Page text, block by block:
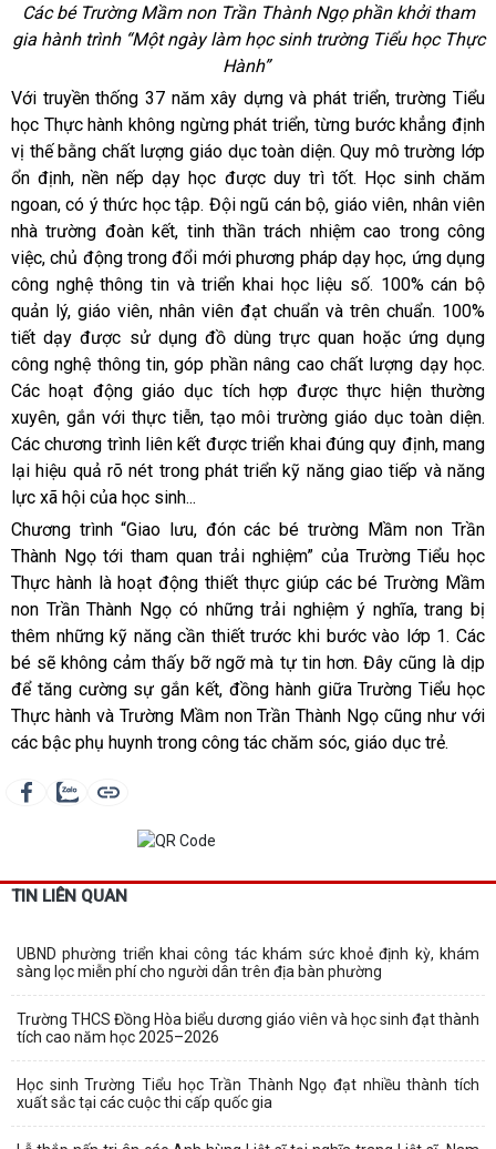
Các bé Trường Mầm non Trần Thành Ngọ phần khởi tham
gia hành trình “Một ngày làm học sinh trường Tiểu học Thực
Hành”
Với truyền thống 37 năm xây dựng và phát triển, trường Tiểu
học Thực hành không ngừng phát triển, từng bước khẳng định
vị thế bằng chất lượng giáo dục toàn diện. Quy mô trường lớp
ổn định, nền nếp dạy học được duy trì tốt. Học sinh chăm
ngoan, có ý thức học tập. Đội ngũ cán bộ, giáo viên, nhân viên
nhà trường đoàn kết, tinh thần trách nhiệm cao trong công
việc, chủ động trong đổi mới phương pháp dạy học, ứng dụng
công nghệ thông tin và triển khai học liệu số. 100% cán bộ
quản lý, giáo viên, nhân viên đạt chuẩn và trên chuẩn. 100%
tiết dạy được sử dụng đồ dùng trực quan hoặc ứng dụng
công nghệ thông tin, góp phần nâng cao chất lượng dạy học.
Các hoạt động giáo dục tích hợp được thực hiện thường
xuyên, gắn với thực tiễn, tạo môi trường giáo dục toàn diện.
Các chương trình liên kết được triển khai đúng quy định, mang
lại hiệu quả rõ nét trong phát triển kỹ năng giao tiếp và năng
lực xã hội của học sinh...
Chương trình “Giao lưu, đón các bé trường Mầm non Trần
Thành Ngọ tới tham quan trải nghiệm” của Trường Tiểu học
Thực hành là hoạt động thiết thực giúp các bé Trường Mầm
non Trần Thành Ngọ có những trải nghiệm ý nghĩa, trang bị
thêm những kỹ năng cần thiết trước khi bước vào lớp 1. Các
bé sẽ không cảm thấy bỡ ngỡ mà tự tin hơn. Đây cũng là dịp
để tăng cường sự gắn kết, đồng hành giữa Trường Tiểu học
Thực hành và Trường Mầm non Trần Thành Ngọ cũng như với
các bậc phụ huynh trong công tác chăm sóc, giáo dục trẻ.
TIN LIÊN QUAN
UBND phường triển khai công tác khám sức khoẻ định kỳ, khám
sàng lọc miễn phí cho người dân trên địa bàn phường
Trường THCS Đồng Hòa biểu dương giáo viên và học sinh đạt thành
tích cao năm học 2025–2026
Học sinh Trường Tiểu học Trần Thành Ngọ đạt nhiều thành tích
xuất sắc tại các cuộc thi cấp quốc gia